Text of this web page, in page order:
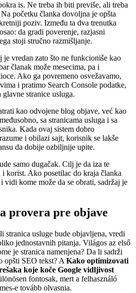
is. Ne treba ih biti previše, ali treba
početku članka dovoljna je opšta
poziv. Između ta dva trenutka
da gradi poverenje, razjasni
stoji stručno razmišljanje.
vredan zato što ne funkcioniše kao
članak može mesecima, pa i
Ako ga povremeno osvežavamo,
i pratimo Search Console podatke,
glavne stranice usluga.
kao odvojene blog objave, već kao
sa stranicama usluga i sa
Kada ovaj sistem dobro
i obilazi sajt, korisnik se lakše
da dobije ozbiljnije upite.
samo dugačak. Cilj je da iza te
korist. Ako posetilac do kraja članka
vidi kome može da se obrati, sadržaj je
provera pre objave
stranica usluge bude objavljena, vredi
jednostavnih pitanja. Világos az első
je stranica namenjena? Da li sadrži
opšti SEO tekst? A Kako optimizovati
koje koče Google vidljivost
fontosak, mert a felhasználó
e tovább olvasnia.